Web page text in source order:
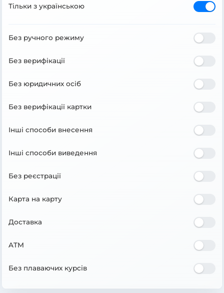
Тільки з українською
Без ручного режиму
Без верифікації
Без юридичних осіб
Без верифікації картки
Інші способи внесення
Інші способи виведення
Без реєстрації
Карта на карту
Доставка
ATM
Без плаваючих курсів